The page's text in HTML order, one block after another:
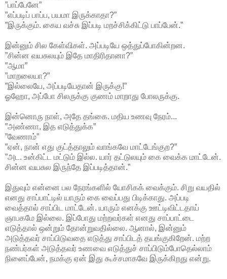
”பாப்பேனே”
”எப்படிப் பாப்ப, பயமா இருக்காதா?”
”இருக்கும். கைய வச்சு இப்படி மறச்சிக்கிட்டு பாப்பேன்.”
இன்னும் சில கேள்விகள். அப்படியே ஒத்துப்போகின்றன.
”சின்ன வயசுலயும் இதே மாதிரிதானா?”
”ஆமா”
”மாறலையா?”
”இல்லையே, அப்படியேதான் இருக்கு!”
ஓஹோ, அப்போ சிலருக்கு குணம் மாறாது போலருக்கு.
இன்னொரு நாள், அதே தங்கை. மதிய உணவு நேரம்...
”அண்ணா, இத எடுத்துக்க”
”வேணாம்”
”ஏன், நான் எது குட்த்தாலும் வாங்கவே மாட்டேங்குற?”
”அட. உன்கிட்ட மட்டும் இல்ல. யார் தட்டுலயும் கை வைக்க மாட்டேன்.
சின்ன வயசுல இருந்தே இப்படித்தான்.”
இதுவும் என்னை பல நேரங்களில் யோசிகக் வைக்கும். சிறு வயதில்
எனது சாப்பாட்டில் யாரும் கை வைப்பது பிடிக்காது. அப்படி
வைத்தால் சாப்பிட மாட்டேன். யாரும் எனக்கு ஊட்டிவிட்டதாய்
ஞாபகமே இல்லை. இப்போது மற்றவர்கள் எனது சாப்பாட்டை
எடுத்தால் ஒன்றும் தோன்றுவதில்லை. ஆனால், இன்னும்
அடுத்தவர் சாப்பிடுவதை எடுத்து சாப்பிடத் தயங்குகிறேன். மற்ற
நண்பர்கள் அடுத்தவர் உணவை எடுத்துச் சாப்பிடும்போதெல்லாம்
நினைப்பேன், நமக்கு ஏன் இது கூச்சமாகவே இருக்கிறது என்று.